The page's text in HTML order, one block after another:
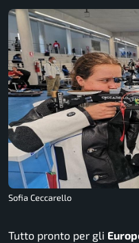
Sofia Ceccarello
Tutto pronto per gli